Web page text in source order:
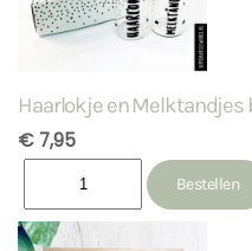
Haarlokje en
€ 7,95